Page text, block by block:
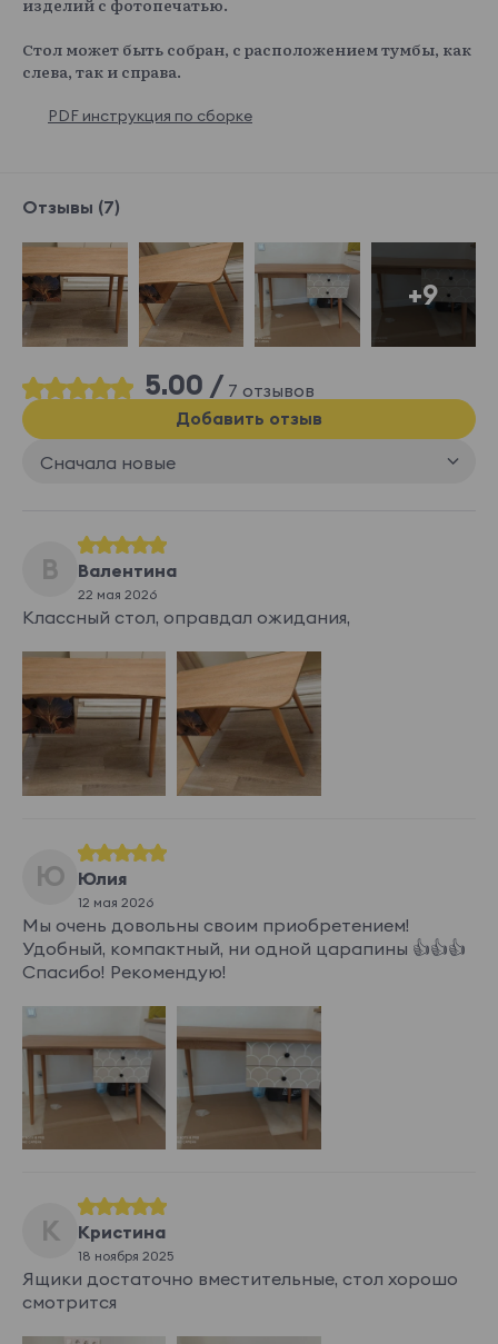
Стол может быть собран, с расположением тумбы, как
слева, так и справа.
PDF инструкция по сборке
Отзывы (7)
+9
5.00 / 7 отзывов
Сначала новые
Добавить отзыв
В Валентина
22 мая 2026
Классный стол, оправдал ожидания,
Ю Юлия
12 мая 2026
Мы очень довольны своим приобретением!
Удобный, компактный, ни одной царапины 👍👍👍
Спасибо! Рекомендую!
К Кристина
18 ноября 2025
Ящики достаточно вместительные, стол хорошо
смотрится